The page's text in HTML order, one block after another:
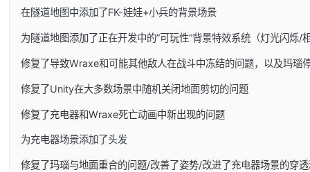
在隧道地图中添加了FK-娃娃+小兵的背景场景
为隧道地图添加了正在开发中的”可玩性”背景特效系统（灯光闪烁/
修复了导致Wraxe和可能其他敌人在战斗中冻结的问题，以及玛瑙
修复了Unity在大多数场景中随机关闭地面剪切的问题
修复了充电器和Wraxe死亡动画中新出现的问题
为充电器场景添加了头发
修复了玛瑙与地面重合的问题/改善了姿势/改进了充电器场景的穿